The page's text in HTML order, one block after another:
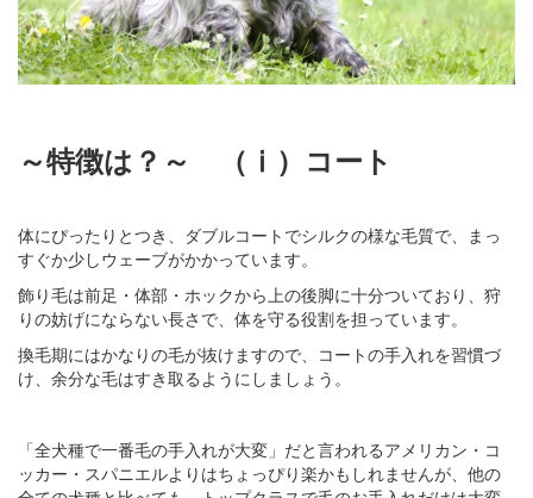
～特徴は？～ （ⅰ）コート
体にぴったりとつき、ダブルコートでシルクの様な毛質で、まっ
すぐか少しウェーブがかかっています。
飾り毛は前足・体部・ホックから上の後脚に十分ついており、狩
りの妨げにならない長さで、体を守る役割を担っています。
換毛期にはかなりの毛が抜けますので、コートの手入れを習慣づ
け、余分な毛はすき取るようにしましょう。
「全犬種で一番毛の手入れが大変」だと言われるアメリカン・コ
ッカー・スパニエルよりはちょっぴり楽かもしれませんが、他の